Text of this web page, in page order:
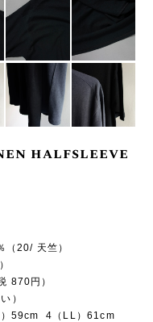
halfsleeve
20/ 天竺）
870円）
）
59cm 4（LL）61cm